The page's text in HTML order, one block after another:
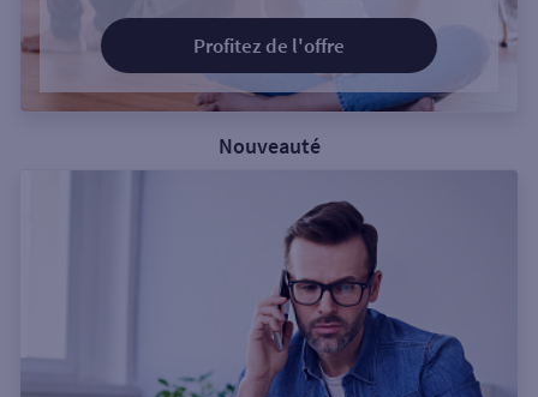
Profitez de l'offre
Nouveauté